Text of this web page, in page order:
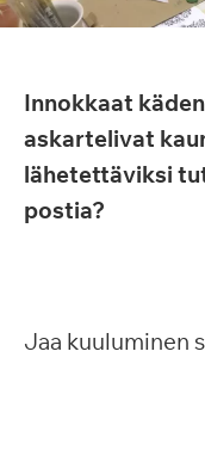
Innokkaat
askartelivat
lähetettäviksi
postia?
Jaa kuuluminen